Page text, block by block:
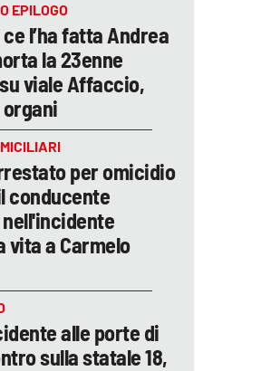
EPILOGO
l’ha fatta Andrea
la 23enne
viale Affaccio,
per omicidio
conducente
vita a Carmelo
alle porte di
sulla statale 18,